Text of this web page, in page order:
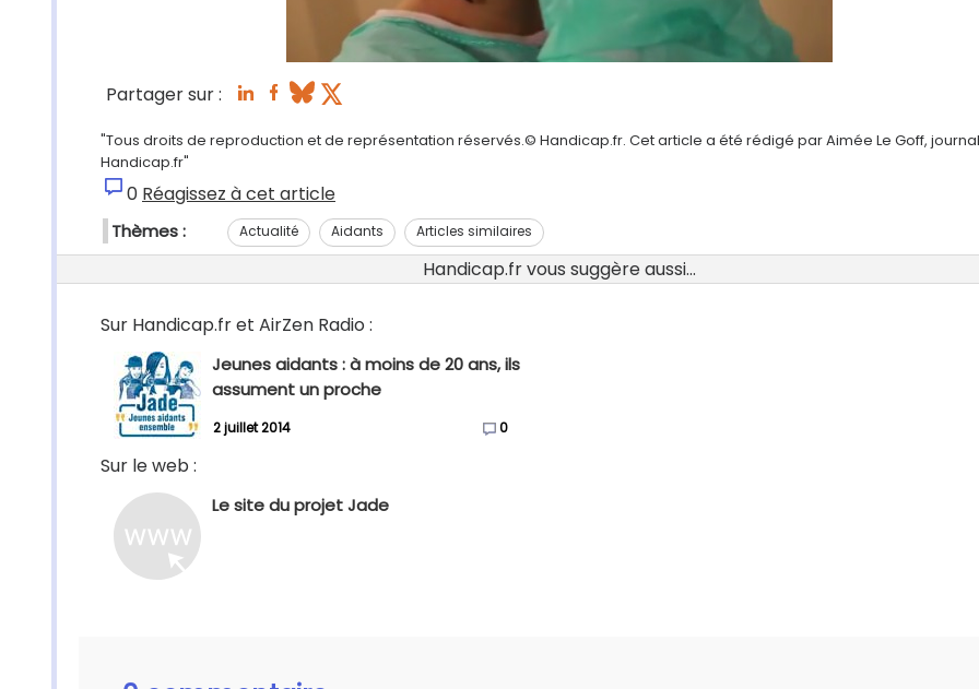
Partager sur :
"Tous droits de reproduction et de représentation réservés.© Handicap.fr. Cet article a été rédigé par Aimée Le Goff,
Handicap.fr"
0 Réagissez à cet article
Thèmes : Actualité Aidants Articles similaires
Handicap.fr vous suggère aussi...
Sur Handicap.fr et AirZen Radio :
Jeunes aidants : à moins de 20 ans, ils
assument un proche
2 juillet 2014 0
Sur le web :
Le site du projet Jade